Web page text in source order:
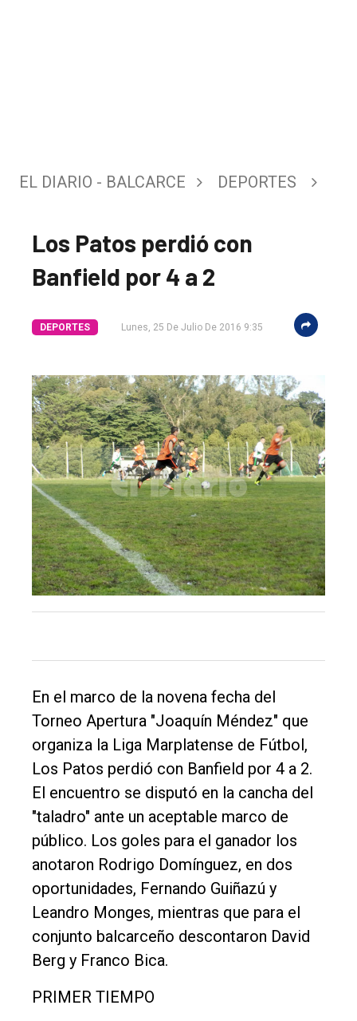
Balcarce
Inicio
Tendencia
Int.
General
Política
Cultura
Entrevistas
Rural
EL DIARIO - BALCARCE DEPORTES
Los Patos perdió con
Banfield por 4 a 2
DEPORTES Lunes, 25 De Julio De 2016 9:35
En el marco de la novena fecha del
Torneo Apertura "Joaquín Méndez" que
organiza la Liga Marplatense de Fútbol,
Los Patos perdió con Banfield por 4 a 2.
El encuentro se disputó en la cancha del
"taladro" ante un aceptable marco de
público. Los goles para el ganador los
anotaron Rodrigo Domínguez, en dos
oportunidades, Fernando Guiñazú y
Leandro Monges, mientras que para el
conjunto balcarceño descontaron David
Berg y Franco Bica.
PRIMER TIEMPO